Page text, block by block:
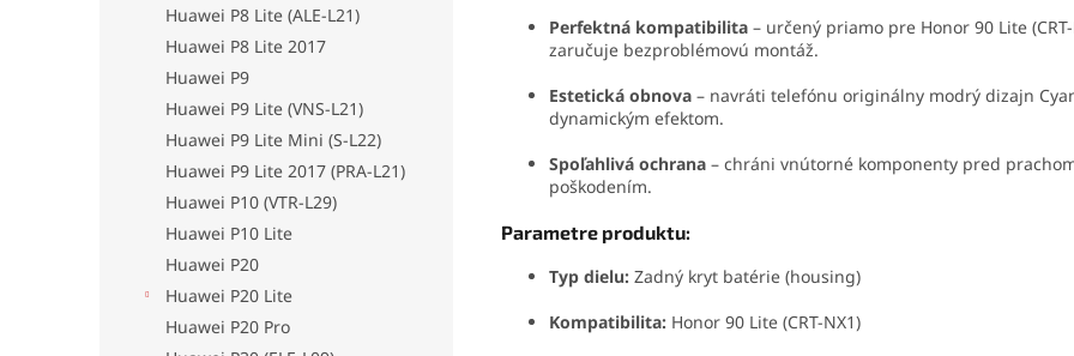
Huawei P8 Lite (ALE-L21)
Huawei P8 Lite 2017
Huawei P9
Huawei P9 Lite (VNS-L21)
Huawei P9 Lite Mini (S-L22)
Huawei P9 Lite 2017 (PRA-L21)
Huawei P10 (VTR-L29)
Huawei P10 Lite
Huawei P20
Huawei P20 Lite
Huawei P20 Pro
Perfektná kompatibilita – určený priamo pre Honor 90 Lite
zaručuje bezproblémovú montáž.
Estetická obnova – navráti telefónu originálny modrý dizajn
dynamickým efektom.
Spoľahlivá ochrana – chráni vnútorné komponenty pred
poškodením.
Parametre produktu:
Typ dielu: Zadný kryt batérie (housing)
Kompatibilita: Honor 90 Lite (CRT-NX1)